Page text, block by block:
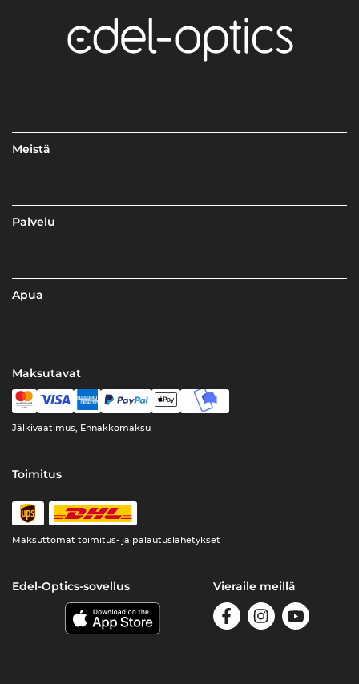
Meistä
Palvelu
Apua
Maksutavat
Jälkivaatimus, Ennakkomaksu
Toimitus
Maksuttomat toimitus- ja palautuslähetykset
Edel-Optics-sovellus Vieraile meillä